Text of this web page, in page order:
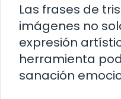
Las frases de
imágenes no
expresión
herramienta
sanación